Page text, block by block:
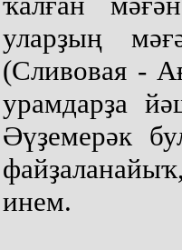
уларҙың
(Сливовая -
урамдарҙа
Әүҙемерәк
инем.